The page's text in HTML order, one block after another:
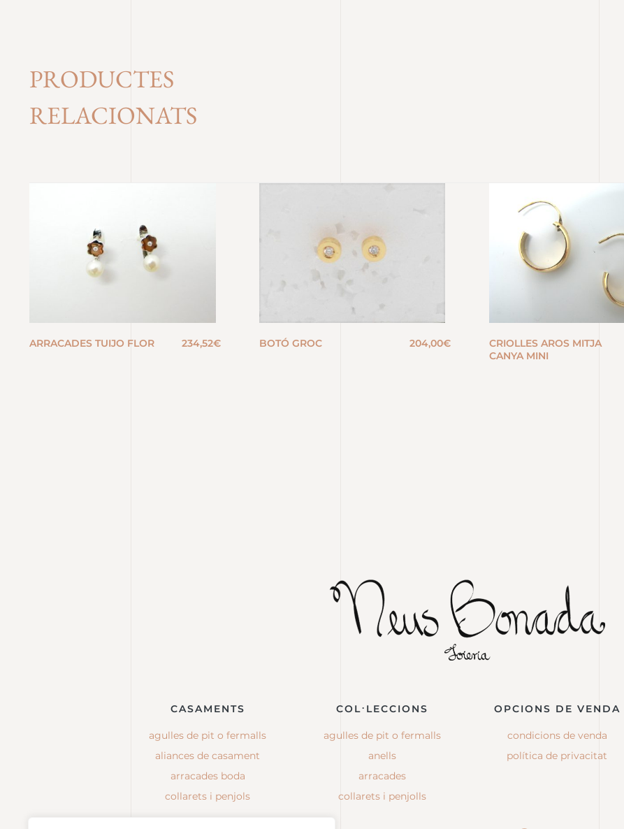
PRODUCTES
RELACIONATS
ARRACADES TUIJO FLOR 234,52€ BOTÓ GROC 204,00€
CRIOLLES AROS MITJA
CANYA MINI
CASAMENTS
agulles de pit o fermalls
aliances de casament
arracades boda
collarets i penjols
COL·LECCIONS
agulles de pit o fermalls
anells
arracades
collarets i penjolls
OPCIONS DE VENDA
condicions de venda
política de privacitat